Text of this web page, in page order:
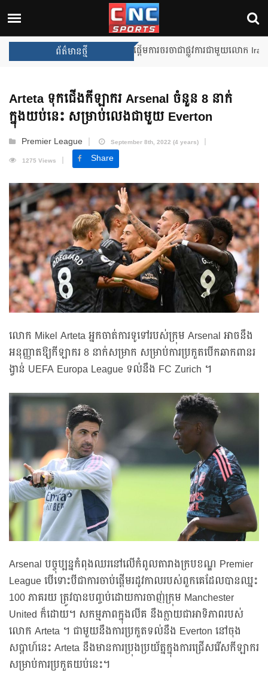
ព័ត៌មានថ្មី Unai Emery សន្យាថានឹងឈ្នះពាន
Arteta ទុកជើង​កីឡាករ Arsenal ចំនួន 8 នាក់​
ក្នុងយប់នេះ សម្រាប់​លេង​ជាមួយ Everton
Premier League
September 8th, 2022 (4 years)
1275 Views
Share
លោក Mikel Arteta អ្នកចាត់ការទូទៅរបស់ក្រុម Arsenal អាចនឹង
អនុញ្ញាតឱ្យកីឡាករ 8 នាក់សម្រាក សម្រាប់ការប្រកួតបើកឆាកពានរ
ង្វាន់ UEFA Europa League ទល់នឹង FC Zurich ។
Arsenal បច្ចុប្បន្នកំពុងឈរនៅលើកំពូលតារាងក្របខណ្ឌ Premier
League បើទោះបីជាការចាប់ផ្តើមរដូវកាលរបស់ពួកគេដែលបានឈ្នះ
100 ភាគរយ ត្រូវបានបញ្ចប់ដោយការចាញ់ក្រុម Manchester
United ក៏ដោយ។ សកម្មភាពក្នុងលីគ នឹងក្លាយជាអាទិភាពរបស់
លោក Arteta ។ ជាមួយនឹងការប្រកួតទល់នឹង Everton នៅចុង
សប្ដាហ៍នេះ Arteta នឹងមានការប្រុងប្រយ័ត្នក្នុងការជ្រើសរើសកីឡាករ
សម្រាប់ការប្រកួតយប់នេះ។